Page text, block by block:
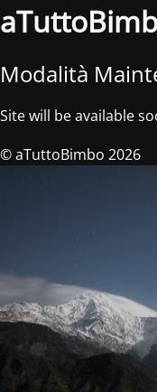
Modalità
Site will be available
© aTuttoBimbo 2026